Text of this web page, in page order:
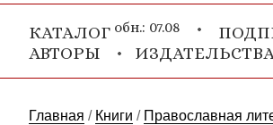
КАТАЛОГ обн.: 07.08
АВТОРЫ
Главная / Книги / Православная